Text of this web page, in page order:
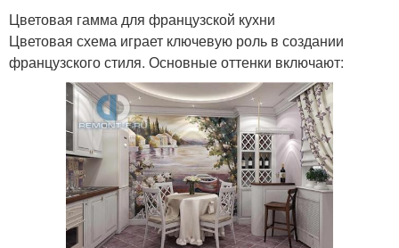
Цветовая гамма для французской кухни
Цветовая схема играет ключевую роль в создании
французского стиля. Основные оттенки включают: